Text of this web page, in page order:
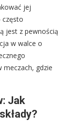
jej
często
jest z pewnością
w walce o
meczach, gdzie
Jak